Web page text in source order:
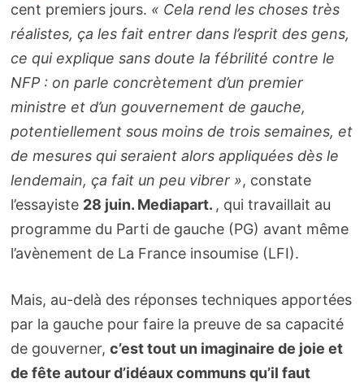
cent premiers jours. « Cela rend les choses très
réalistes, ça les fait entrer dans l’esprit des gens,
ce qui explique sans doute la fébrilité contre le
NFP : on parle concrètement d’un premier
ministre et d’un gouvernement de gauche,
potentiellement sous moins de trois semaines, et
de mesures qui seraient alors appliquées dès le
lendemain, ça fait un peu vibrer », constate
l’essayiste 28 juin. Mediapart. , qui travaillait au
programme du Parti de gauche (PG) avant même
l’avènement de La France insoumise (LFI).
Mais, au-delà des réponses techniques apportées
par la gauche pour faire la preuve de sa capacité
de gouverner, c’est tout un imaginaire de joie et
de fête autour d’idéaux communs qu’il faut